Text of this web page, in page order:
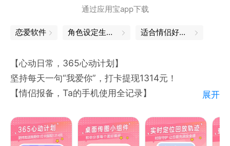
通过应用宝app下载
恋爱软件 角色设定生成器 适合情侣好玩的软件
【心动日常，365心动计划】
坚持每天一句“我爱你”，打卡提现1314元！
【情侣报备，Ta的手机使用全记录】
轻松掌握；
2.手机记录，自动报备：手机使用记录，离开到达，上
展开